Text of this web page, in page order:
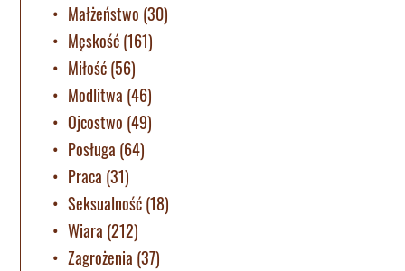
Małżeństwo (30)
Męskość(161)
Miłość(56)
Modlitwa (46)
Ojcostwo (49)
Posługa (64)
Praca (31)
Seksualność(18)
Wiara (212)
Zagrożenia (37)